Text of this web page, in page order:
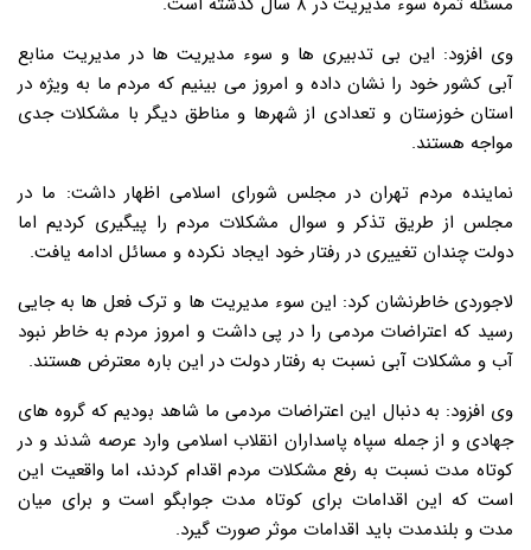
وی افزود: این بی تدبیری ها و سوء مدیریت ها در مدیریت منابع
آبی کشور خود را نشان داده و امروز می بینیم که مردم ما به ویژه در
استان خوزستان و تعدادی از شهرها و مناطق دیگر با مشکلات جدی
مواجه هستند.
نماینده مردم تهران در مجلس شورای اسلامی اظهار داشت: ما در
مجلس از طریق تذکر و سوال مشکلات مردم را پیگیری کردیم اما
دولت چندان تغییری در رفتار خود ایجاد نکرده و مسائل ادامه یافت.
لاجوردی خاطرنشان کرد: این سوء مدیریت ها و ترک فعل ها به جایی
رسید که اعتراضات مردمی را در پی داشت و امروز مردم به خاطر نبود
آب و مشکلات آبی نسبت به رفتار دولت در این باره معترض هستند.
وی افزود: به دنبال این اعتراضات مردمی ما شاهد بودیم که گروه های
جهادی و از جمله سپاه پاسداران انقلاب اسلامی وارد عرصه شدند و در
کوتاه مدت نسبت به رفع مشکلات مردم اقدام کردند، اما واقعیت این
است که این اقدامات برای کوتاه مدت جوابگو است و برای میان
مدت و بلندمدت باید اقدامات موثر صورت گیرد.